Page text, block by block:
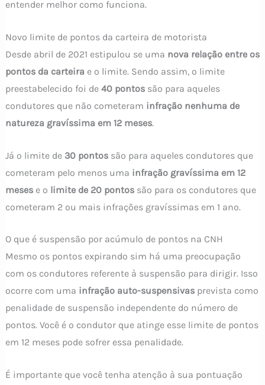
entender melhor como funciona.
Novo limite de pontos da carteira de motorista
Desde abril de 2021 estipulou se uma nova relação entre os
pontos da carteira e o limite. Sendo assim, o limite
preestabelecido foi de 40 pontossão para aqueles
condutores que não cometeram infração nenhuma de
natureza gravíssima em 12 meses.
Já o limite de 30 pontossão para aqueles condutores que
cometeram pelo menos uma infração gravíssima em 12
mesese o limite de 20 pontossão para os condutores que
cometeram 2 ou mais infrações gravíssimas em 1 ano.
O que é suspensão por acúmulo de pontos na CNH
Mesmo os pontos expirando sim há uma preocupação
com os condutores referente à suspensão para dirigir. Isso
ocorre com uma infração auto-suspensivasprevista como
penalidade de suspensão independente do número de
pontos. Você é o condutor que atinge esse limite de pontos
em 12 meses pode sofrer essa penalidade.
É importante que você tenha atenção à sua pontuação